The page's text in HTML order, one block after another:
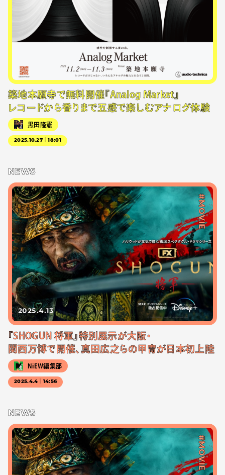
築地本願寺で無料開催『Analog Market』
レコードから香りまで五感で楽しむアナログ体験
黒田隆憲
2025.10.27｜18:01
NEWS
#MOVIE
2025.4.13
『SHOGUN 将軍』特別展示が大阪・
関西万博で開催、真田広之らの甲冑が日本初上陸
NiEW編集部
2025.4.4｜14:56
NEWS
#MOVIE